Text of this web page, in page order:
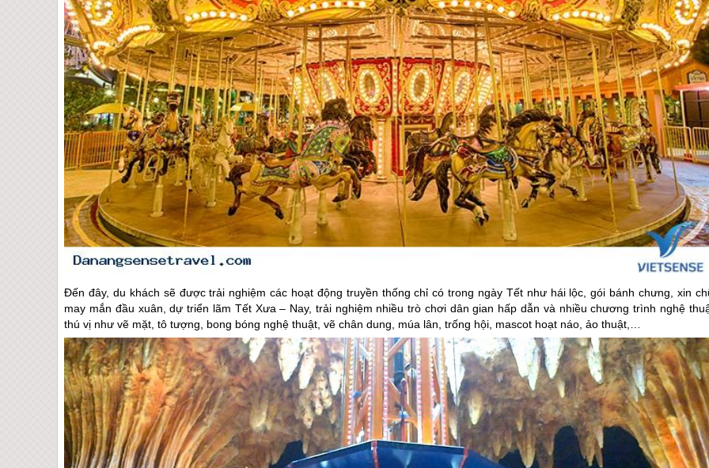
Đến đây, du khách sẽ được trải nghiệm các hoạt động truyền thống chỉ có trong ngày Tết như hái lộc, gói bánh chưng, xin
may mắn đầu xuân, dự triển lãm Tết Xưa – Nay, trải nghiệm nhiều trò chơi dân gian hấp dẫn và nhiều chương trình nghệ
thú vị như vẽ mặt, tô tượng, bong bóng nghệ thuật, vẽ chân dung, múa lân, trống hội, mascot hoạt náo, ảo thuật,…